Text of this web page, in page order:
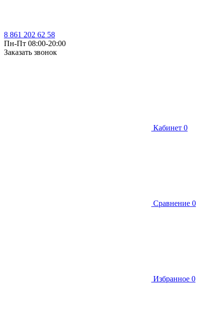
8 861 202 62 58
Пн-Пт 08:00-20:00
Заказать звонок
Кабинет 0
Сравнение 0
Избранное 0